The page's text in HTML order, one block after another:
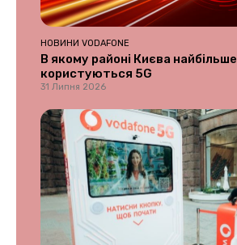
НОВИНИ VODAFONE
В якому районі Києва найбільше
користуються 5G
31 Липня 2026